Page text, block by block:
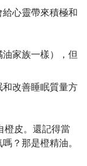
心靈帶來積極和
家族一樣），但
改善睡眠質量方
橙皮。還記得當
？那是橙精油。